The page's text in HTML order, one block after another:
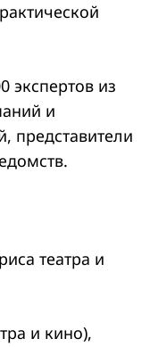
экспертов из
и
представители
театра и
и кино),